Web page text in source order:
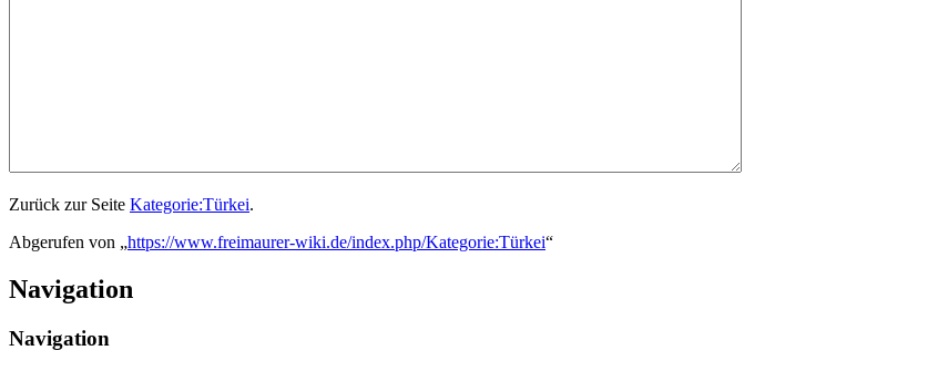
Zurück zur Seite Kategorie:Türkei.
Abgerufen von „https://www.freimaurer-wiki.de/index.php/Kategorie:Türkei“
Navigation
Navigation